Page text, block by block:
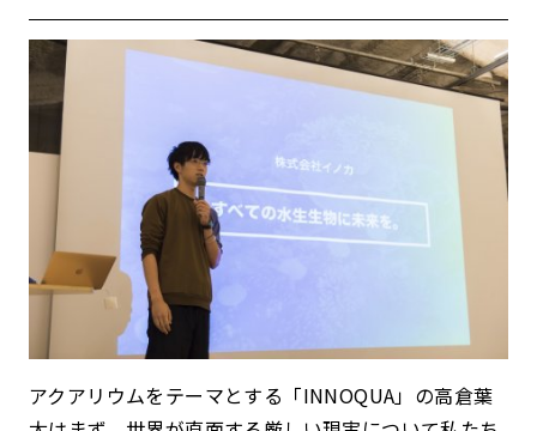
アクアリウムをテーマとする「INNOQUA」の高倉葉